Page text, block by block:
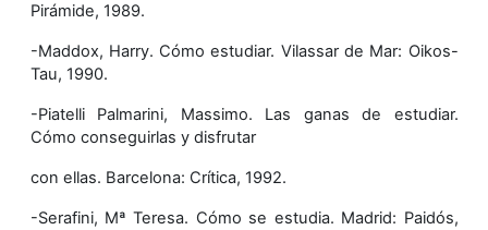
Pirámide, 1989.
-Maddox, Harry. Cómo estudiar. Vilassar de Mar: Oikos-
Tau, 1990.
-Piatelli Palmarini, Massimo. Las ganas de estudiar.
Cómo conseguirlas y disfrutar
con ellas. Barcelona: Crítica, 1992.
-Serafini, Mª Teresa. Cómo se estudia. Madrid: Paidós,